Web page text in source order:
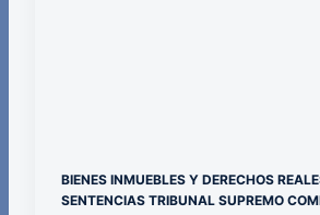
BIENES INMUEBLES Y DERECHOS
SENTENCIAS TRIBUNAL SUPREMO